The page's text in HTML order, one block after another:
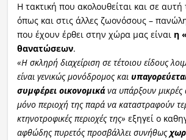
Η τακτική που ακολουθείται και σε
όπως και στις άλλες ζωονόσους –
που έχουν έρθει στην χώρα μας είναιη
θανατώσεων.
«Η σκληρή διαχείριση σε τέτοιου είδους
είναι γενικώς μονόδρομος και
συμφέρει οικονομικάνα υπάρξουν μικρές
μόνο περιοχή της παρά να καταστραφούν
κτηνοτροφικές περιοχές της» εξηγεί ο
αφθώδης πυρετός προσβάλλει συνήθως